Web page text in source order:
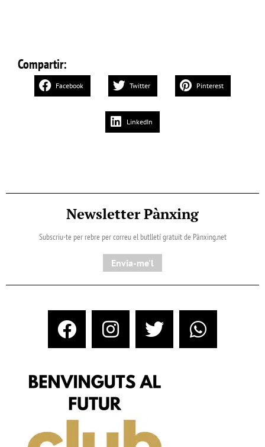
Compartir:
Facebook Twitter Pinterest
LinkedIn
Newsletter Pànxing
Subscriu-te per rebre per correu el butlletí gratuït de Pànxing.net​
Envia-me'l